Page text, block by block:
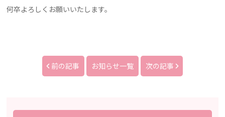
何卒よろしくお願いいたします。
前の記事 お知らせ一覧 次の記事